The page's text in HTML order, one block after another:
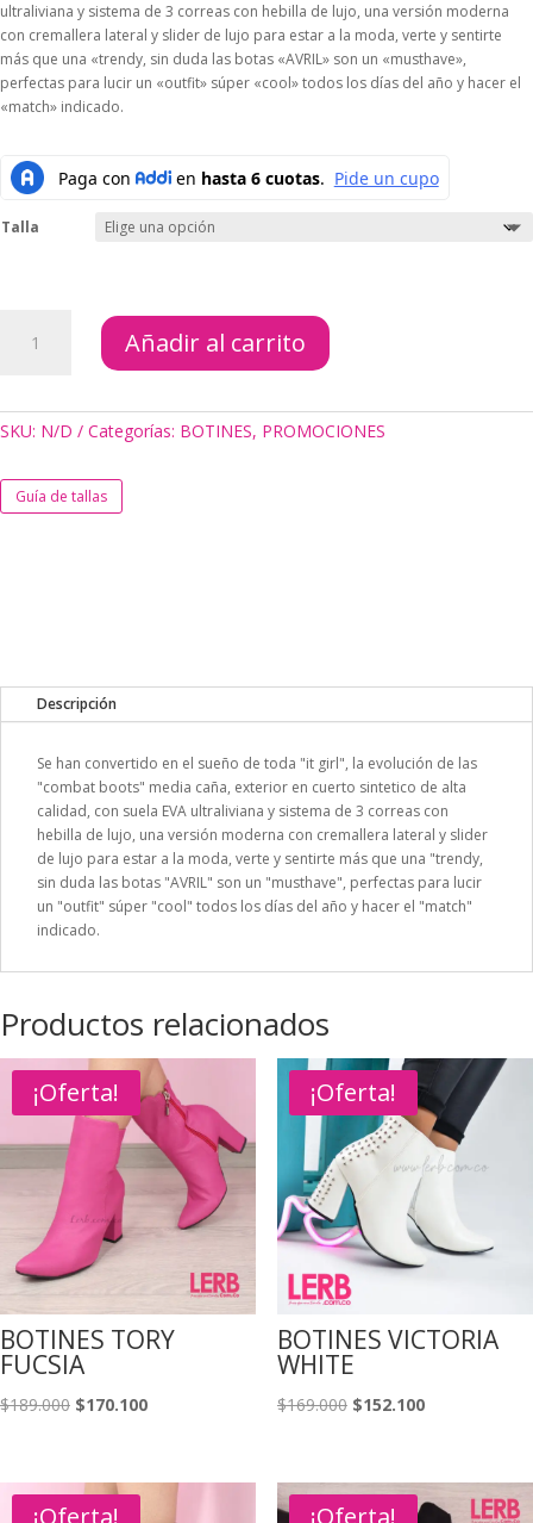
ultraliviana y sistema de 3 correas con hebilla de lujo, una versión moderna
con cremallera lateral y slider de lujo para estar a la moda, verte y sentirte
más que una «trendy, sin duda las botas «AVRIL» son un «musthave»,
perfectas para lucir un «outfit» súper «cool» todos los días del año y hacer el
«match» indicado.
Talla
AVRIL
Añadir al carrito
SKU: N/D Categorías: BOTINES, PROMOCIONES
Guía de tallas
Descripción
Se han convertido en el sueño de toda "it girl", la evolución de las
"combat boots" media caña, exterior en cuerto sintetico de alta
calidad, con suela EVA ultraliviana y sistema de 3 correas con
hebilla de lujo, una versión moderna con cremallera lateral y slider
de lujo para estar a la moda, verte y sentirte más que una "trendy,
sin duda las botas "AVRIL" son un "musthave", perfectas para lucir
un "outfit" súper "cool" todos los días del año y hacer el "match"
indicado.
Productos relacionados
¡Oferta!
BOTINES TORY
FUCSIA
$189.000 El
era:
$170.100El
¡Oferta!
BOTINES VICTORIA
WHITE
$169.000 El
era:
$152.100El
es:
¡Oferta! ¡Oferta!